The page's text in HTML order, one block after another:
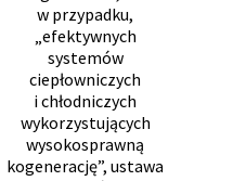
w przypadku,
„efektywnych
systemów
ciepłowniczych
i chłodniczych
wykorzystujących
wysokosprawną
kogenerację”, ustawa